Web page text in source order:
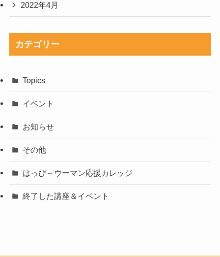
2022年4月
カテゴリー
Topics
イベント
お知らせ
その他
はっぴ～ウーマン応援カレッジ
終了した講座＆イベント